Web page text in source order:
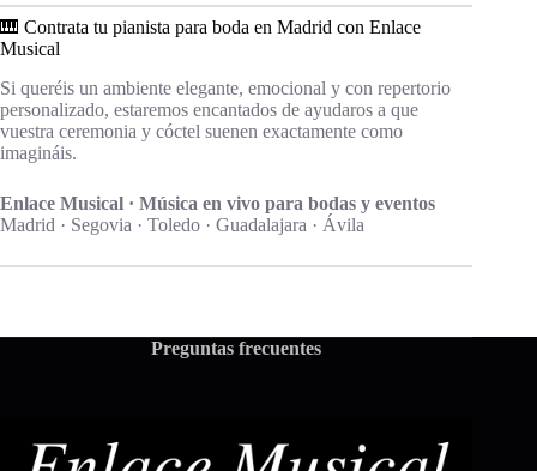
🎹 Contrata tu pianista para boda en Madrid con Enlace
Musical
Si queréis un ambiente elegante, emocional y con repertorio
personalizado, estaremos encantados de ayudaros a que
vuestra ceremonia y cóctel suenen exactamente como
imagináis.
Enlace Musical · Música en vivo para bodas y eventos
Madrid · Segovia · Toledo · Guadalajara · Ávila
Preguntas frecuentes